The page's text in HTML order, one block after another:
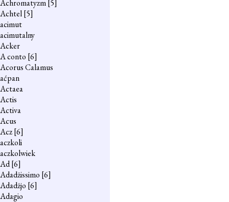
Achromatyzm[5]
Achtel[5]
acimut
acimutalny
Acker
A conto [6]
Acorus Calamus
aćpan
Actaea
Actis
Activa
Acus
Acz[6]
aczkoli
aczkolwiek
Ad[6]
Adadżissimo [6]
Adadżjo [6]
Adagio